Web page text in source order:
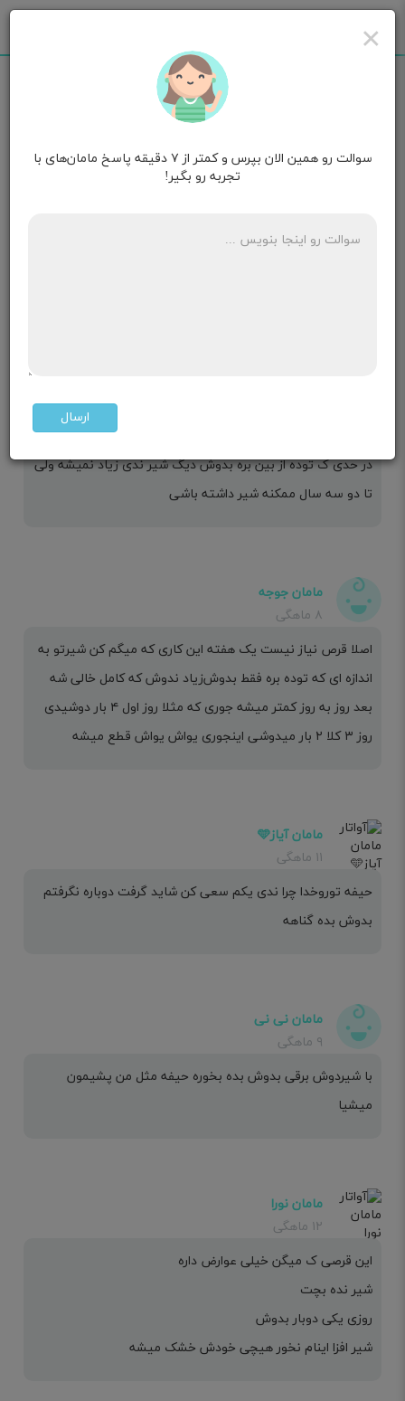
مامان 💞علی وآرسام 💞 ۱۵ ماهگی
چی بخورم؟
در حدی ک توده از بین بره بدوش دیگ شیر ندی زیاد نمیشه ولی
تا دو سه سال ممکنه شیر داشته باشی
مامان جوجه
۸ ماهگی
اصلا قرص نیاز نیست یک هفته این کاری که میگم کن شیرتو به
اندازه ای که توده بره فقط بدوش‌زیاد ندوش که کامل خالی شه
بعد روز به روز کمتر میشه جوری که مثلا روز اول ۴ بار دوشیدی
روز ۳ کلا ۲ بار میدوشی اینجوری یواش یواش قطع میشه
مامان آیاز🩵
۱۱ ماهگی
حیفه توروخدا چرا ندی یکم سعی کن شاید گرفت دوباره نگرفتم
بدوش بده گناهه
مامان نی نی
۹ ماهگی
با شیردوش برقی بدوش بده بخوره حیفه مثل من پشیمون
میشیا
مامان نورا
۱۲ ماهگی
این قرصی ک میگن خیلی عوارض داره
شیر نده بچت
روزی یکی دوبار بدوش
شیر افزا اینام نخور هیچی خودش خشک میشه
×
سوالت رو همین الان بپرس و کمتر از ۷ دقیقه پاسخ مامان‌های با
تجربه رو بگیر!
ارسال